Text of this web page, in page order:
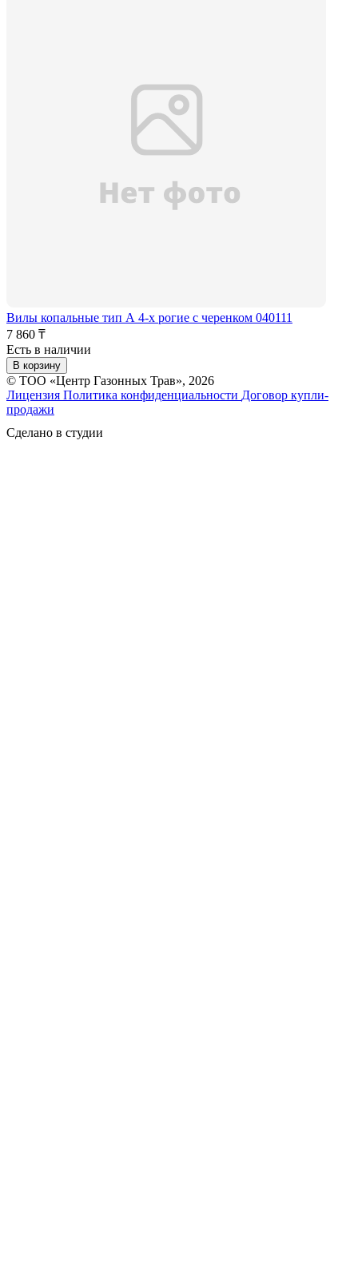
Вилы копальные тип А 4-х рогие с черенком 040111
7 860 ₸
Есть в наличии
В корзину
© ТОО «Центр Газонных Трав», 2026
Лицензия Политика конфиденциальности Договор купли-
продажи
Сделано в студии